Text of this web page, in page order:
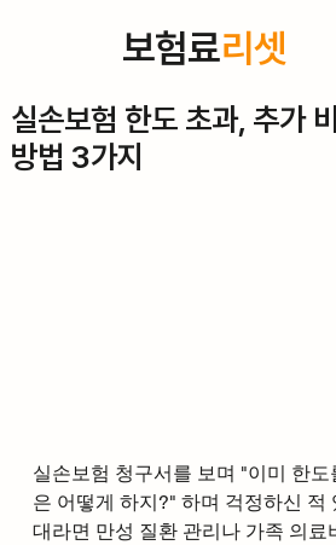
보험료리셋
실손보험 한도 초과, 추가
방법 3가지
실손보험 청구서를 보며 "이미 한
은 어떻게 하지?" 하며 걱정하신 적
대라면 만성 질환 관리나 가족 의료